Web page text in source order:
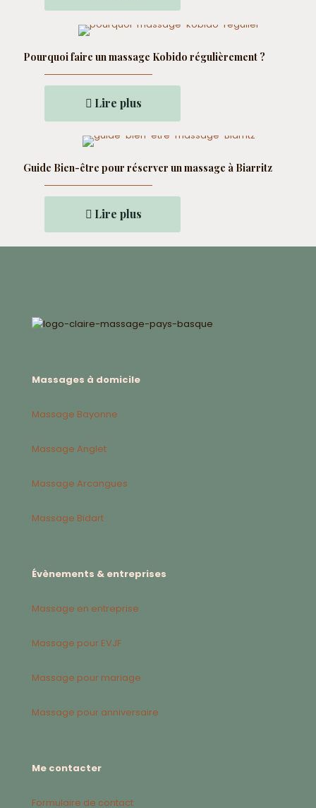
Pourquoi faire un massage Kobido régulièrement ?
Lire plus
Guide Bien-être pour réserver un massage à Biarritz
Lire plus
Massages à domicile
Massage Bayonne
Massage Anglet
Massage Arcangues
Massage Bidart
Évènements & entreprises
Massage en entreprise
Massage pour EVJF
Massage pour mariage
Massage pour anniversaire
Me contacter
Formulaire de contact